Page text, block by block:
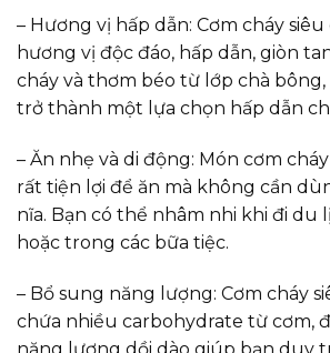
– Hương vị hấp dẫn: Cơm cháy
hương vị độc đáo, hấp dẫn, giòn
cháy và thơm béo từ lớp chà
trở thành một lựa chọn hấp dẫn
– Ăn nhẹ và di động: Món cơm
rất tiện lợi để ăn mà không cần
nĩa. Bạn có thể nhâm nhi khi đi du
hoặc trong các bữa tiệc.
– Bổ sung năng lượng: Cơm cháy
chứa nhiều carbohydrate từ cơm,
năng lượng dồi dào giúp bạn duy